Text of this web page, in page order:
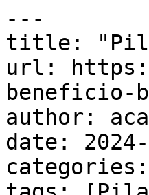
---
title:
url:
beneficio-
author:
date: